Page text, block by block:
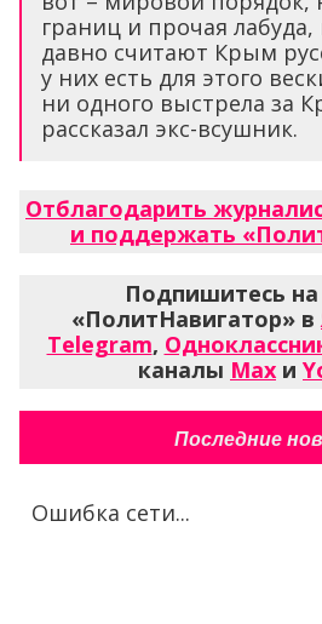
границ и прочая
давно считают Крым
у них есть для этого
ни одного выстрела за
рассказал экс-всушник.
Отблагодарить
и поддержать
Подпишитесь на
«ПолитНавигатор» в
Telegram,
каналы Max и
Последние
Ошибка сети...